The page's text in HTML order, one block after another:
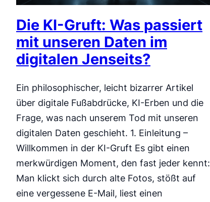
Die KI-Gruft: Was passiert
mit unseren Daten im
digitalen Jenseits?
Ein philosophischer, leicht bizarrer Artikel
über digitale Fußabdrücke, KI-Erben und die
Frage, was nach unserem Tod mit unseren
digitalen Daten geschieht. 1. Einleitung –
Willkommen in der KI-Gruft Es gibt einen
merkwürdigen Moment, den fast jeder kennt:
Man klickt sich durch alte Fotos, stößt auf
eine vergessene E-Mail, liest einen